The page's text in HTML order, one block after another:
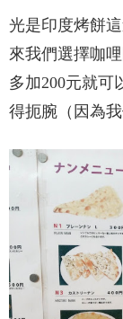
光是印度烤餅
來我們選擇咖
多加200元就可
得扼腕（因為